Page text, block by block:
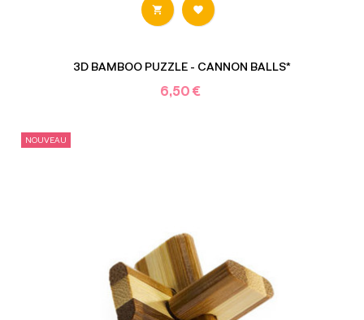
 
3D BAMBOO PUZZLE - CANNON BALLS*
6,50 €
NOUVEAU